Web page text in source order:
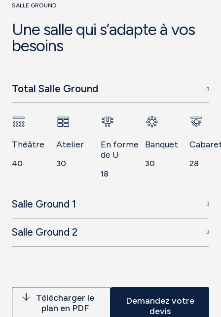
SALLE GROUND
Une salle qui s’adapte à vos
besoins
Total Salle Ground
Théâtre
40
Atelier
30
En forme
de U
18
Banquet
30 28
Salle Ground 1
Salle Ground 2
Télécharger le
plan en PDF
Demandez votre
devis